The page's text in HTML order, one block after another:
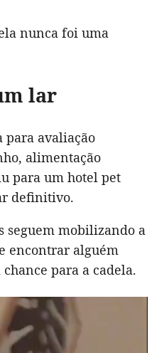
nunca foi uma
lar
avaliação
alimentação
para um hotel pet
definitivo.
seguem mobilizando a
encontrar alguém
para a cadela.